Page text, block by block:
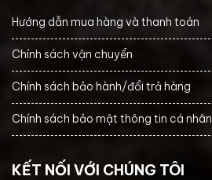
Hướng dẫn mua hàng và thanh toán
Chính sách vận chuyển
Chính sách bảo hành/đổi trả hàng
Chính sách bảo mật thông tin cá nhân
KẾT NỐI VỚI CHÚNG TÔI